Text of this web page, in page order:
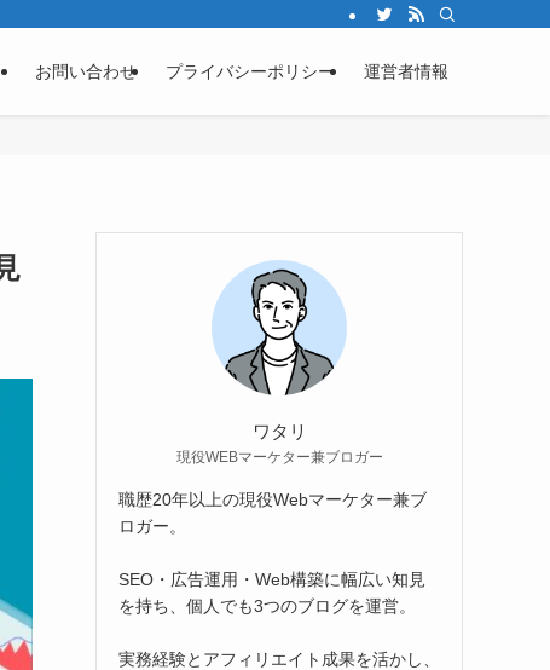
お問い合わせ プライバシーポリシー 運営者情報
ワタリ
現役WEBマーケター兼ブロガー
職歴20年以上の現役Webマーケター兼ブ
ロガー。
SEO・広告運用・Web構築に幅広い知見
を持ち、個人でも3つのブログを運営。
実務経験とアフィリエイト成果を活かし、